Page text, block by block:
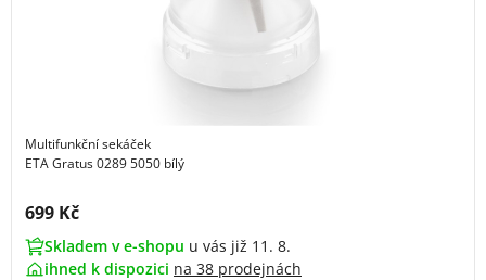
Multifunkční sekáček
ETA Gratus 0289 5050 bílý
Cena s DPH:
699 Kč
Skladem v e-shopu u vás již 11. 8.
ihned k dispozici na 38 prodejnách